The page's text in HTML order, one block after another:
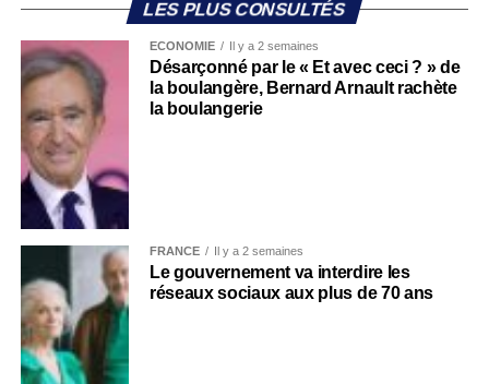
LES PLUS CONSULTÉS
ECONOMIE Il y a 2 semaines
Désarçonné par le « Et avec ceci ? » de
la boulangère, Bernard Arnault rachète
la boulangerie
FRANCE Il y a 2 semaines
Le gouvernement va interdire les
réseaux sociaux aux plus de 70 ans